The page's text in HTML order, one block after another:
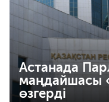
Астанада
маңдайшасы
өзгерді